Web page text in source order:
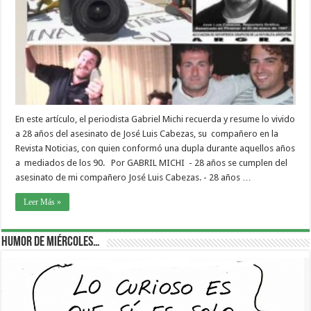
En este artículo, el periodista Gabriel Michi recuerda y resume lo vivido
a 28 años del asesinato de José Luis Cabezas, su compañero en la
Revista Noticias, con quien conformó una dupla durante aquellos años
a mediados de los 90. Por GABRIL MICHI - 28 años se cumplen del
asesinato de mi compañero José Luis Cabezas. - 28 años …
Leer Más »
Humor de Miércoles…